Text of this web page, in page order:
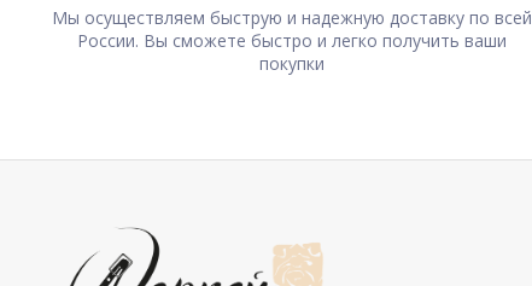
Мы осуществляем быструю и надежную доставку по всей
России. Вы сможете быстро и легко получить ваши
покупки